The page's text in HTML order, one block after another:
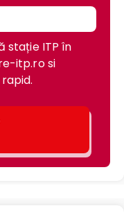
stație ITP în
itp.ro si